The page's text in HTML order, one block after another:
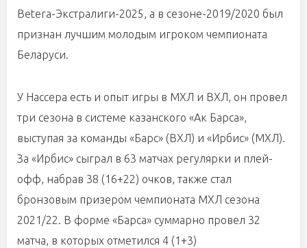
Betera-Экстралиги-2025, а в сезоне-2019/2020 был
признан лучшим молодым игроком чемпионата
Беларуси.
У Нассера есть и опыт игры в МХЛ и ВХЛ, он провел
три сезона в системе казанского «Ак Барса»,
выступая за команды «Барс» (ВХЛ) и «Ирбис» (МХЛ).
За «Ирбис» сыграл в 63 матчах регулярки и плей-
офф, набрав 38 (16+22) очков, также стал
бронзовым призером чемпионата МХЛ сезона
2021/22. В форме «Барса» суммарно провел 32
матча, в которых отметился 4 (1+3)